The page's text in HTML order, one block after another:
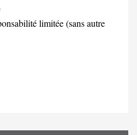
limitée (sans autre